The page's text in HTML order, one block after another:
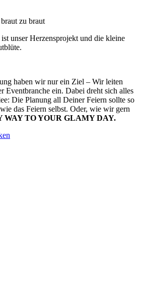
zu braut
unser Herzensprojekt und die kleine
haben wir nur ein Ziel – Wir leiten
Eventbranche ein. Dabei dreht sich alles
Die Planung all Deiner Feiern sollte so
das Feiern selbst. Oder, wie wir gern
WAY TO YOUR GLAMY DAY.